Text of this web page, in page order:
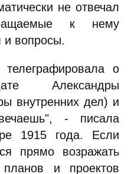
не отвечал
к нему
и вопросы.
о
Александры
внутренних дел) и
- писала
1915 года. Если
прямо возражать
планов и проектов